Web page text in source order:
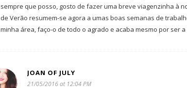
sempre que posso, gosto de fazer uma breve viagenzinha à
de Verão resumem-se agora a umas boas semanas de
minha área, faço-o de todo o agrado e acaba mesmo por ser
JOAN OF JULY
21/05/2016 at 12:04 PM